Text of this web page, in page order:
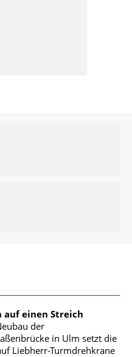
auf einen Streich
der
in Ulm setzt die
Liebherr-Turmdrehkrane